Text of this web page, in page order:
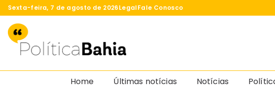
Sexta-feira, 7 de agosto de 2026LegalFale Conosco
Home Últimas notícias Notícias